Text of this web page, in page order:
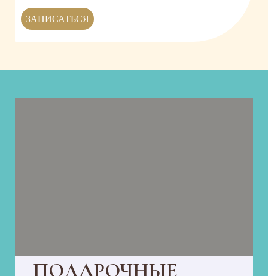
ЗАПИСАТЬСЯ
ПОДАРОЧНЫЕ